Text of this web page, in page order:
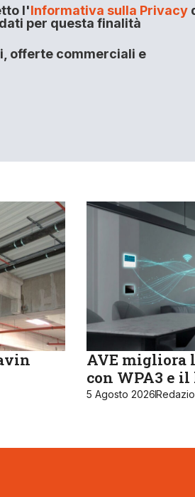
l'Informativa sulla Privacy
per questa finalità
offerte commerciali e
AVE migliora
con WPA3 e
5 Agosto 2026